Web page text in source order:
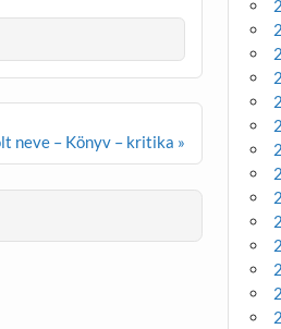
neve – Könyv – kritika »